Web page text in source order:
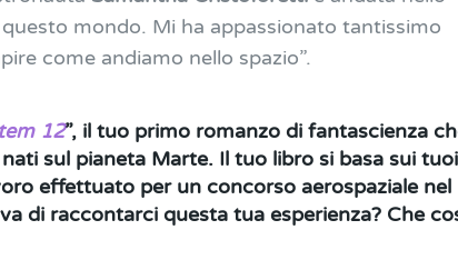
mondo. Mi ha appassionato tantissimo
come andiamo nello spazio”.
12”, il tuo primo romanzo di fantascienza
sul pianeta Marte. Il tuo libro si basa sui tuoi
effettuato per un concorso aerospaziale nel
di raccontarci questa tua esperienza? Che